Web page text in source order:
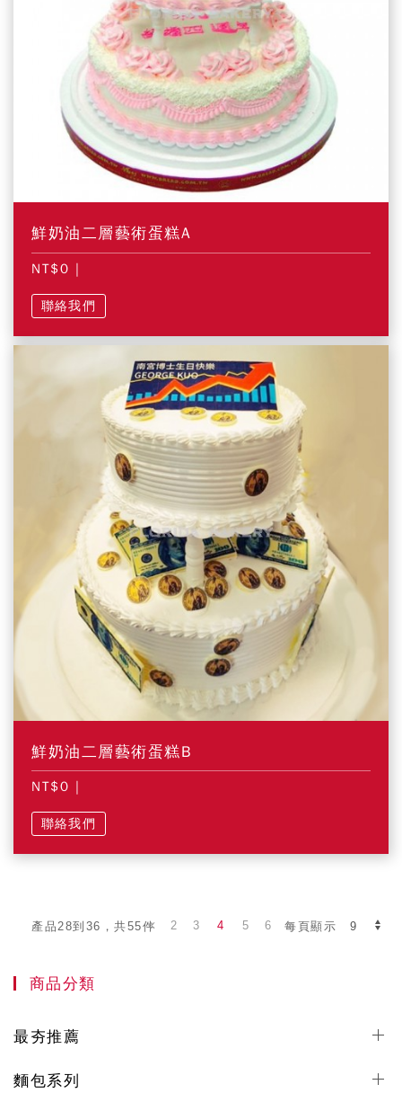
鮮奶油二層藝術蛋糕A
NT$0 |
聯絡我們
鮮奶油二層藝術蛋糕B
NT$0 |
聯絡我們
產品28到36，共55件 每頁顯示
2 3 4 5 6
商品分類
最夯推薦
麵包系列